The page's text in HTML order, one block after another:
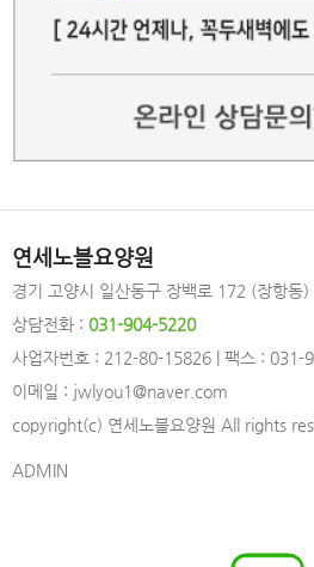
연세노블요양원
경기 고양시 일산동구 장백로 172 (장항동
상담전화 : 031-904-5220
사업자번호 : 212-80-15826 | 팩스 : 031-
이메일 : jwlyou1@naver.com
copyright(c) 연세노블요양원 All rights
ADMIN